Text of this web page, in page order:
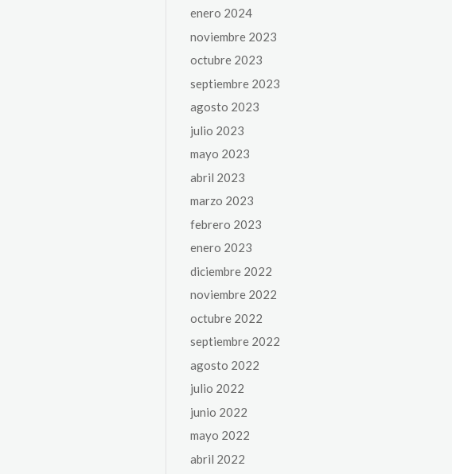
enero 2024
noviembre 2023
octubre 2023
septiembre 2023
agosto 2023
julio 2023
mayo 2023
abril 2023
marzo 2023
febrero 2023
enero 2023
diciembre 2022
noviembre 2022
octubre 2022
septiembre 2022
agosto 2022
julio 2022
junio 2022
mayo 2022
abril 2022